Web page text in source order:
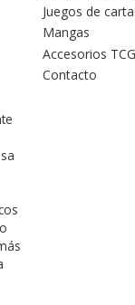
Juegos de
Mangas
Accesorios TCG
Contacto